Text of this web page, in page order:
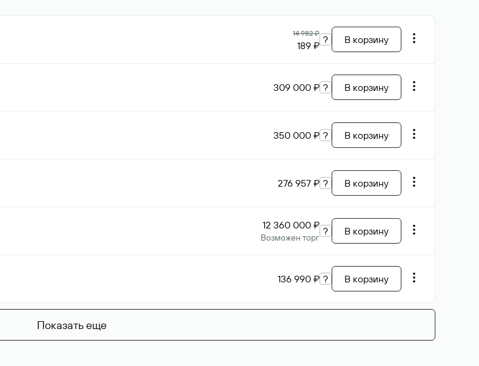
14 982 ₽
189 ₽ ? В корзину
309 000 ₽ ? В корзину
350 000 ₽ ? В корзину
276 957 ₽ ? В корзину
12 360 000 ₽
Возможен торг
? В корзину
136 990 ₽ ? В корзину
Показать еще